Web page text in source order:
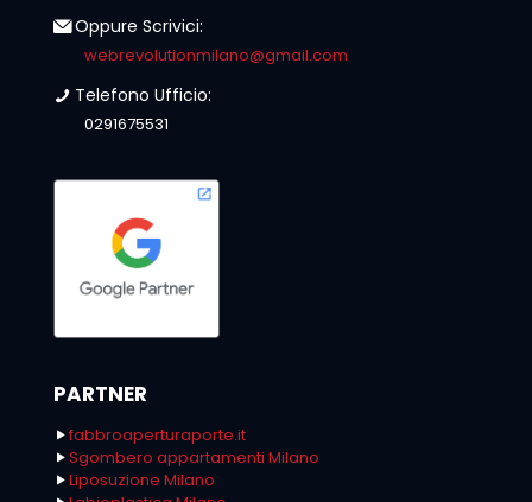
Oppure Scrivici:
webrevolutionmilano@gmail.com
Telefono Ufficio:
0291675531
PARTNER
fabbroaperturaporte.it
Sgombero appartamenti Milano
Liposuzione Milano